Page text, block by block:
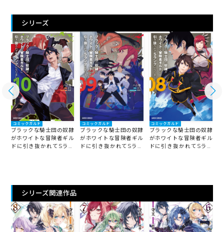
シリーズ
コミックガルド
ブラックな騎士団の奴隷
がホワイトな冒険者ギル
ドに引き抜かれてSラン
コミックガルド
ブラックな騎士団の奴隷
がホワイトな冒険者ギル
ドに引き抜かれてSラン
コミックガルド
ブラックな騎士団の奴隷
がホワイトな冒険者ギル
ドに引き抜かれてSラン
シリーズ関連作品